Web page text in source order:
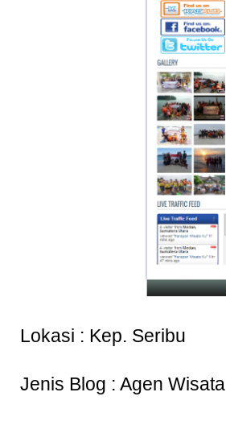
Lokasi : Kep. Seribu
Jenis Blog : Agen Wisata